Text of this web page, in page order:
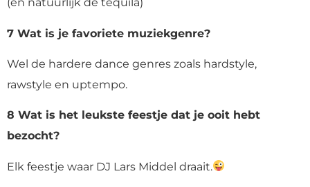
7 Wat is je favoriete muziekgenre?
Wel de hardere dance genres zoals hardstyle,
rawstyle en uptempo.
8 Wat is het leukste feestje dat je ooit hebt
bezocht?
Elk feestje waar DJ Lars Middel draait.